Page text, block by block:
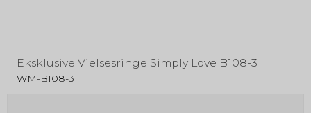
Eksklusive Vielsesringe Simply Love B108-3
WM-B108-3